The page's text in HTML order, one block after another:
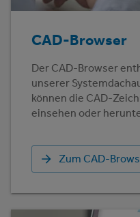
CAD-Browser
Der CAD-Browser
unserer
können die CAD-
einsehen oder
Zum CAD-